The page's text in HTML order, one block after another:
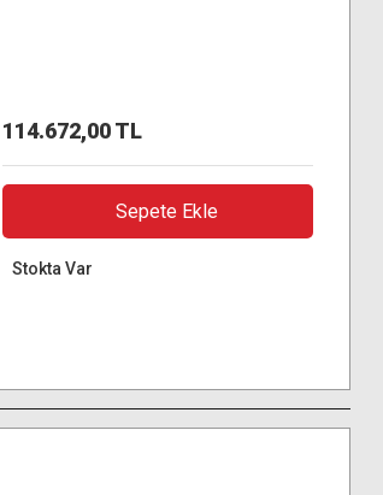
114.672,00 TL
Sepete Ekle
Stokta Var